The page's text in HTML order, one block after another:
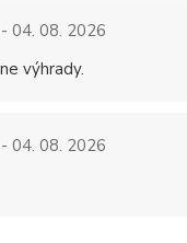
- 04. 08. 2026
výhrady.
- 04. 08. 2026